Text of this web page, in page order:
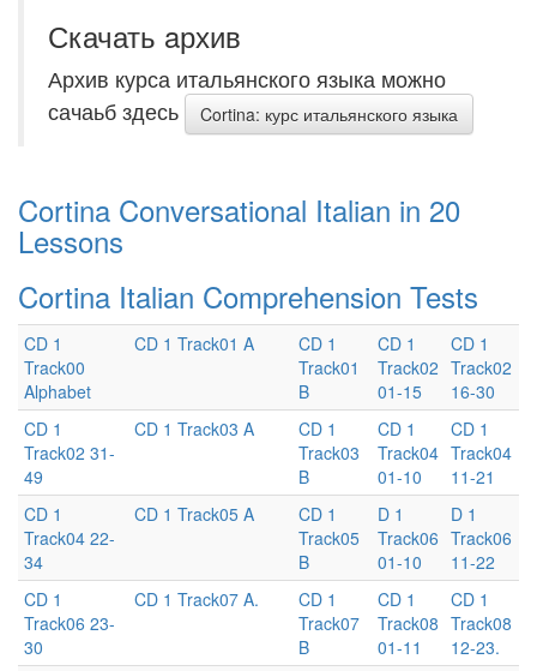
Скачать aрхив
Архив курса итальянского языка можно
сачаьб здесь
Cortina: курс итальянского языка
Cortina Conversational Italian in 20
Lessons
Cortina Italian Comprehension Tests
CD 1
Track00
Alphabet
CD 1 Track01 A
CD 1
Track01
B
CD 1
Track02
01-15
CD 1
Track02
16-30
CD 1
Track02 31-
49
CD 1 Track03 A
CD 1
Track03
B
CD 1
Track04
01-10
CD 1
Track04
11-21
CD 1
Track04 22-
34
CD 1 Track05 A
CD 1
Track05
B
D 1
Track06
01-10
D 1
Track06
11-22
CD 1
Track06 23-
30
CD 1 Track07 A.
CD 1
Track07
B
CD 1
Track08
01-11
CD 1
Track08
12-23.